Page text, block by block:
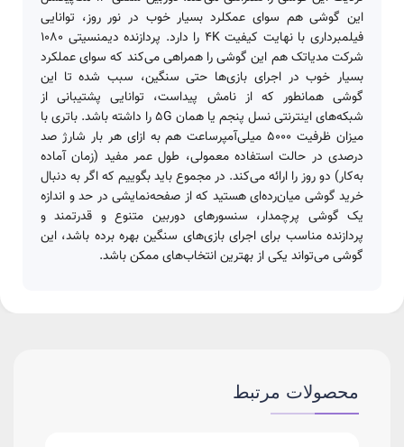
این گوشی هم سوای عمکلرد بسیار خوب در نور روز، توانایی
فیلمبرداری با نهایت کیفیت 4K را دارد. پردازنده دیمنسیتی 1080
شرکت مدیاتک هم این گوشی را همراهی می‌کند که سوای عملکرد
بسیار خوب در اجرای بازی‌ها حتی سنگین، سبب شده تا این
گوشی همانطور که از نامش پیداست، توانایی پشتیبانی از
شبکه‌های اینترنتی نسل پنجم یا همان 5G را داشته باشد. باتری با
میزان ظرفیت 5000 میلی‌آمپرساعت هم به ازای هر بار شارژ صد
درصدی در حالت استفاده معمولی، طول عمر مفید (زمان آماده
به‌کار) دو روز را ارائه می‌کند. در مجموع باید بگوییم که اگر به دنبال
خرید گوشی میان‌رده‌ای هستید که از صفحه‌نمایشی در حد و اندازه
یک گوشی پرچمدار، سنسورهای دوربین متنوع و قدرتمند و
پردازنده مناسب برای اجرای بازی‌های سنگین بهره برده باشد، این
گوشی می‌تواند یکی از بهترین انتخاب‌های ممکن باشد.
محصولات مرتبط